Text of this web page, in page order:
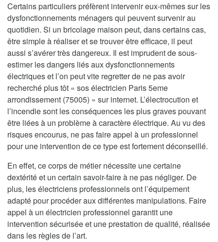
Certains particuliers préfèrent intervenir eux-mêmes sur les
dysfonctionnements ménagers qui peuvent survenir au
quotidien. Si un bricolage maison peut, dans certains cas,
être simple à réaliser et se trouver être efficace, il peut
aussi s’avérer très dangereux. Il est imprudent de sous-
estimer les dangers liés aux dysfonctionnements
électriques et l’on peut vite regretter de ne pas avoir
recherché plus tôt « sos électricien Paris 5eme
arrondissement (75005) » sur internet. L’électrocution et
l’incendie sont les conséquences les plus graves pouvant
être liées à un problème à caractère électrique. Au vu des
risques encourus, ne pas faire appel à un professionnel
pour une intervention de ce type est fortement déconseillé.
En effet, ce corps de métier nécessite une certaine
dextérité et un certain savoir-faire à ne pas négliger. De
plus, les électriciens professionnels ont l’équipement
adapté pour procéder aux différentes manipulations. Faire
appel à un électricien professionnel garantit une
intervention sécurisée et une prestation de qualité, réalisée
dans les règles de l’art.